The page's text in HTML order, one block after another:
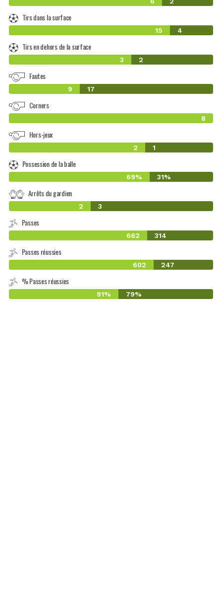
Tirs dans la surface
15 4
Tirs en dehors de la surface
3 2
Fautes
9 17
Corners
8
Hors-jeux
2 1
Possession de la balle
69% 31%
Arrêts du gardien
2 3
Passes
662 314
Passes réussies
602 247
% Passes réussies
91% 79%